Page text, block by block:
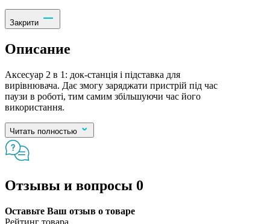
Закрити
Описание
Аксесуар 2 в 1: док-станція і підставка для
вирівнювача. Дає змогу заряджати пристрій під час
паузи в роботі, тим самим збільшуючи час його
використання.
Читать полностью
Отзывы и вопросы 0
Оставьте Ваш отзыв о товаре
Рейтинг товара